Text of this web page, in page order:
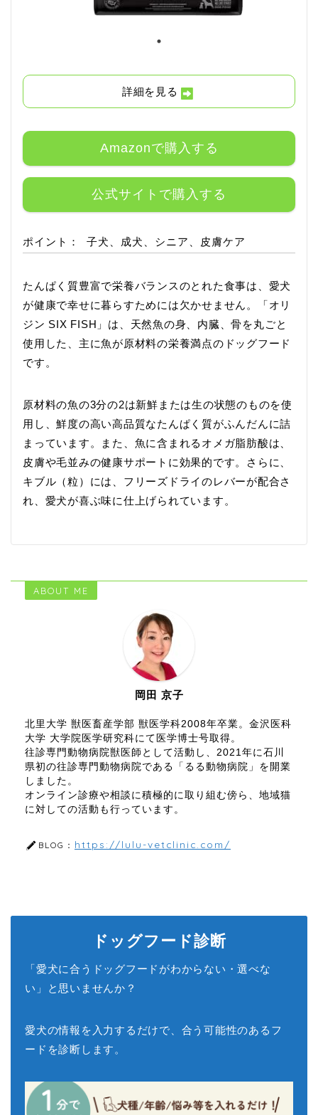
詳細を見る
Amazonで購入する
公式サイトで購入する
ポイント： 子犬、成犬、シニア、皮膚ケア
たんぱく質豊富で栄養バランスのとれた食事は、愛犬
が健康で幸せに暮らすためには欠かせません。「オリ
ジン SIX FISH」は、天然魚の身、内臓、骨を丸ごと
使用した、主に魚が原材料の栄養満点のドッグフード
です。
原材料の魚の3分の2は新鮮または生の状態のものを使
用し、鮮度の高い高品質なたんぱく質がふんだんに詰
まっています。また、魚に含まれるオメガ脂肪酸は、
皮膚や毛並みの健康サポートに効果的です。さらに、
キブル（粒）には、フリーズドライのレバーが配合さ
れ、愛犬が喜ぶ味に仕上げられています。
ABOUT ME
岡田 京子
北里大学 獣医畜産学部 獣医学科2008年卒業。金沢医科
大学 大学院医学研究科にて医学博士号取得。
往診専門動物病院獣医師として活動し、2021年に石川
県初の往診専門動物病院である「るる動物病院」を開業
しました。
オンライン診療や相談に積極的に取り組む傍ら、地域猫
に対しての活動も行っています。
BLOG： https://lulu-vetclinic.com/
ドッグフード診断
「愛犬に合うドッグフードがわからない・選べな
い」と思いませんか？
愛犬の情報を入力するだけで、合う可能性のあるフ
ードを診断します。